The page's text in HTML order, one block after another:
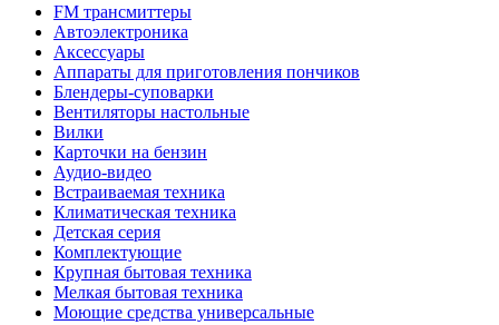
FM трансмиттеры
Автоэлектроника
Аксессуары
Аппараты для приготовления пончиков
Блендеры-суповарки
Вентиляторы настольные
Вилки
Карточки на бензин
Аудио-видео
Встраиваемая техника
Климатическая техника
Детская серия
Комплектующие
Крупная бытовая техника
Мелкая бытовая техника
Моющие средства универсальные